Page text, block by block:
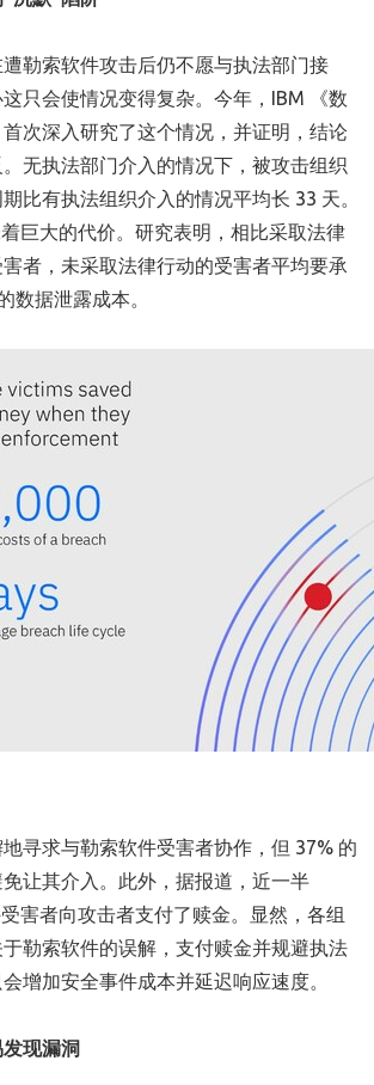
勒索软件攻击后仍不愿与执法部门接
只会使情况变得复杂。今年，IBM 《数
次深入研究了这个情况，并证明，结论
无执法部门介入的情况下，被攻击组织
比有执法组织介入的情况平均长 33 天。
巨大的代价。研究表明，相比采取法律
者，未采取法律行动的受害者平均要承
数据泄露成本。
寻求与勒索软件受害者协作，但 37% 的
让其介入。此外，据报道，近一半
害者向攻击者支付了赎金。显然，各组
勒索软件的误解，支付赎金并规避执法
增加安全事件成本并延迟响应速度。
发现漏洞